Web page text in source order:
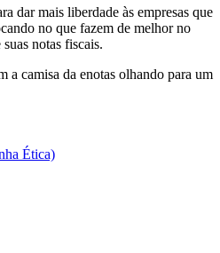
dar mais liberdade às empresas que
no que fazem de melhor no
notas fiscais.
Ética)